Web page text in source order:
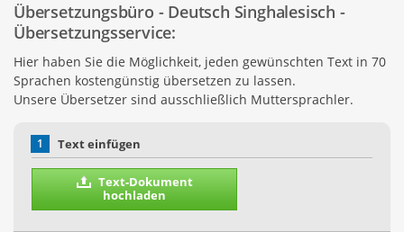
Firmenverzeichnis
Webseiten
Internet-Shops
Übersetzungsbüro - Deutsch Singhalesisch -
Übersetzungsservice:
Hier haben Sie die Möglichkeit, jeden gewünschten Text in 70
Sprachen kostengünstig übersetzen zu lassen.
Unsere Übersetzer sind ausschließlich Muttersprachler.
1 Text einfügen
Text-Dokument
hochladen